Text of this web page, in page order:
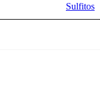
Sulfitos